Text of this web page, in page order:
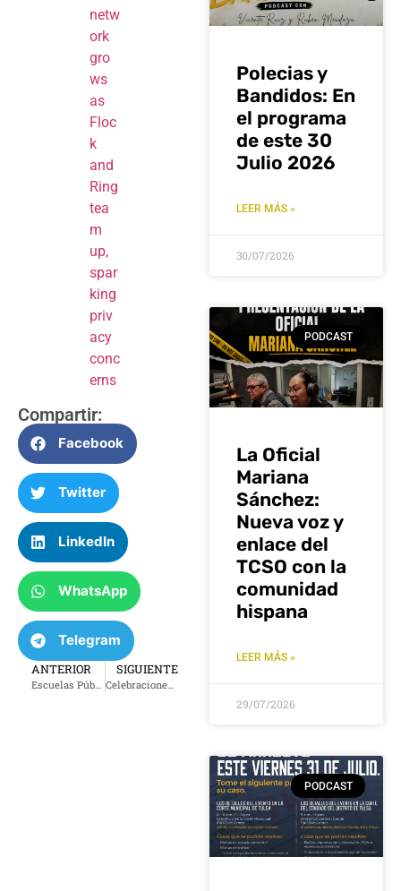
netw
ork
gro
ws
as
Floc
k
and
Ring
tea
m
up,
spar
king
priv
acy
conc
erns
Compartir:
Facebook
Twitter
LinkedIn
WhatsApp
Telegram
ANTERIOR SIGUIENTE
Celebraciones del día de muertos en Tulsa
Polecias y
Bandidos: En
el programa
de este 30
Julio 2026
LEER MÁS »
30/07/2026
PODCAST
La Oficial
Mariana
Sánchez:
Nueva voz y
enlace del
TCSO con la
comunidad
hispana
LEER MÁS »
29/07/2026
PODCAST